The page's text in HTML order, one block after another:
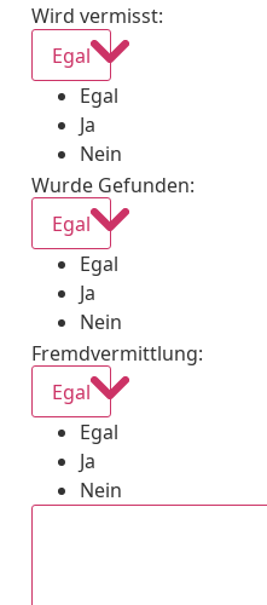
Wird vermisst:
Egal
Egal
Ja
Nein
Wurde Gefunden:
Egal
Egal
Ja
Nein
Fremdvermittlung:
Egal
Egal
Ja
Nein